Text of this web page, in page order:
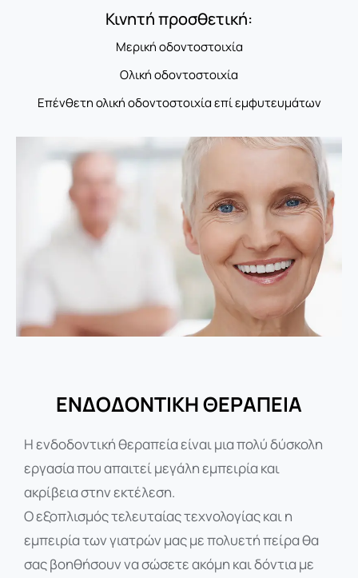
Κινητή προσθετική:
Μερική οδοντοστοιχία
Ολική οδοντοστοιχία
Επένθετη ολική οδοντοστοιχία επί εμφυτευμάτων
ΕΝΔΟΔΟΝΤΙΚΗ ΘΕΡΑΠΕΙΑ
Η ενδοδοντική θεραπεία είναι μια πολύ δύσκολη
εργασία που απαιτεί μεγάλη εμπειρία και
ακρίβεια στην εκτέλεση.
Ο εξοπλισμός τελευταίας τεχνολογίας και η
εμπειρία των γιατρών μας με πολυετή πείρα θα
σας βοηθήσουν να σώσετε ακόμη και δόντια με